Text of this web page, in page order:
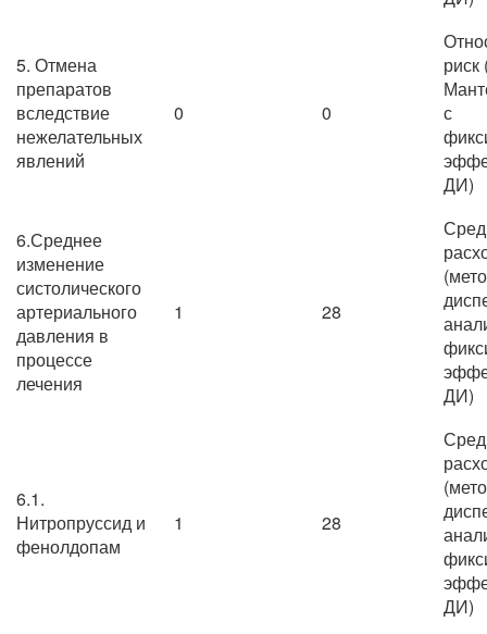
5. Отмена
препаратов
вследствие
нежелательных
явлений
0 0
риск
с
ДИ)
6.Среднее
изменение
систолического
артериального
давления в
процессе
лечения
1 28
ДИ)
6.1.
Нитропруссид и
фенолдопам
1 28
ДИ)